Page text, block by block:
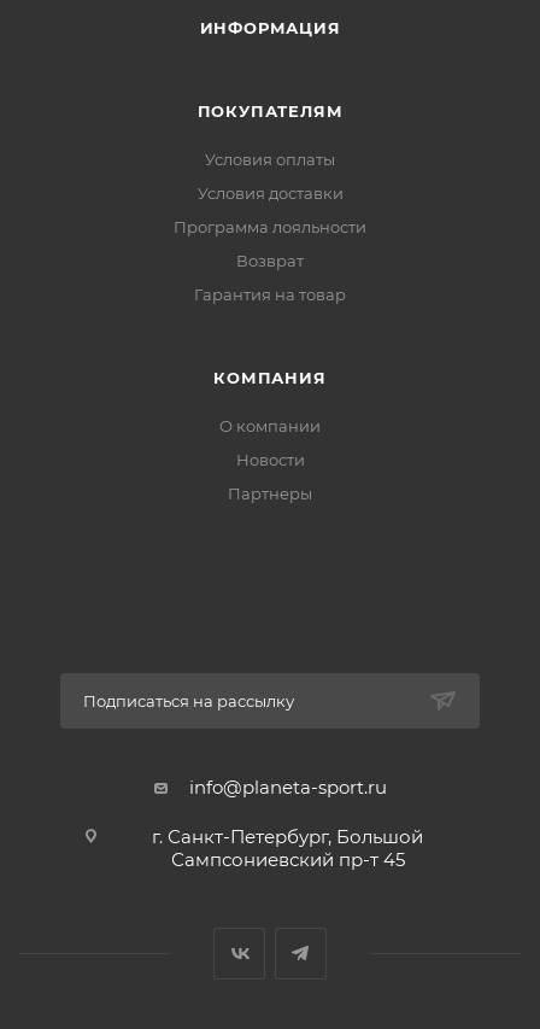
ИНФОРМАЦИЯ
ПОКУПАТЕЛЯМ
Условия оплаты
Условия доставки
Программа лояльности
Возврат
Гарантия на товар
КОМПАНИЯ
О компании
Новости
Партнеры
Подписаться на рассылку
info@planeta-sport.ru
г. Санкт-Петербург, Большой
Сампсониевский пр-т 45